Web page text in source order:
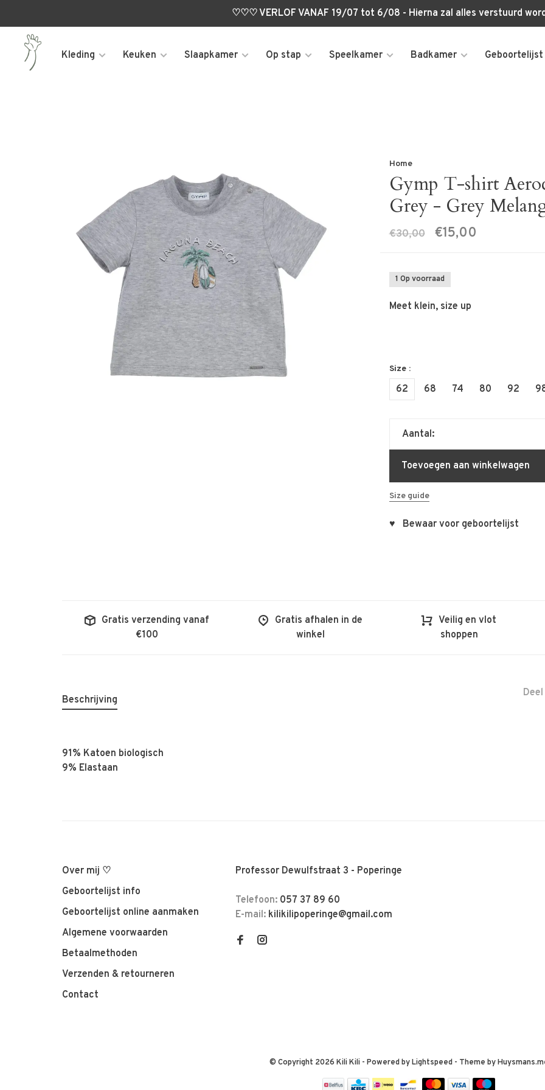
♡♡♡ VERLOF VANAF 19/07 tot 6/08 - Hierna zal alles verstuurd
Kleding Keuken Slaapkamer Op stap Speelkamer Badkamer Geboortelijst
Home
Gymp T-shirt
Grey - Grey
€30,00 €15,00
1 Op voorraad
Meet klein, size up
Size :
62 68 74 80 92
Aantal:
Toevoegen aan winkelwagen
Size guide
♥ Bewaar voor geboortelijst
Gratis verzending vanaf
€100
Gratis afhalen in de
winkel
Veilig en vlot
shoppen
Beschrijving
91% Katoen biologisch
9% Elastaan
Over mij ♡
Geboortelijst info
Geboortelijst online aanmaken
Algemene voorwaarden
Betaalmethoden
Verzenden & retourneren
Contact
Professor Dewulfstraat 3 - Poperinge
Telefoon: 057 37 89 60
E-mail: kilikilipoperinge@gmail.com
© Copyright 2026 Kili Kili - Powered byLightspeed- Theme by